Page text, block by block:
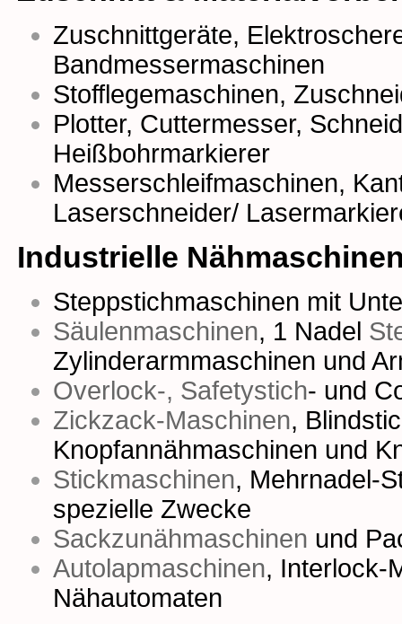
Zuschnittgeräte,
Bandmessermaschinen
Stofflegemaschinen,
Plotter, Cuttermesser,
Heißbohrmarkierer
Messerschleifmaschinen,
Laserschneider/
Industrielle
Steppstichmaschinen mit
Säulenmaschinen, 1 Nadel
Zylinderarmmaschinen und
Overlock-, Safetystich- und
Zickzack-Maschinen,
Knopfannähmaschinen und
Stickmaschinen, Mehrnadel-
spezielle Zwecke
Sackzunähmaschinen und
Autolapmaschinen, Interlock-
Nähautomaten